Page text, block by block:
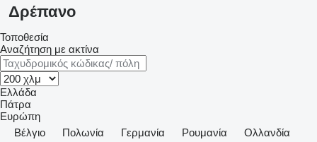
Δρέπανο
Τοποθεσία
Αναζήτηση με ακτίνα
Ελλάδα
Πάτρα
Ευρώπη
Βέλγιο
Πολωνία Γερμανία Ρουμανία
Ολλανδία